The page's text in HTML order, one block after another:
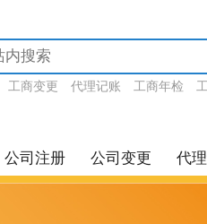
工商变更 代理记账 工商年检
公司注册 公司变更 代